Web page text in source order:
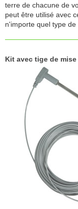
terre de chacune de
peut être utilisé avec
n'importe quel type de
Kit avec tige de mise